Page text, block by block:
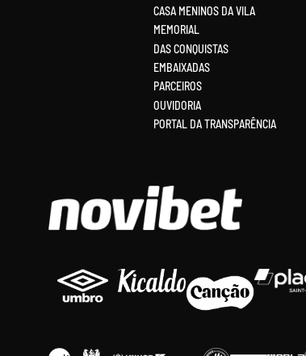
CASA MENINOS DA VILA
MEMORIAL
DAS CONQUISTAS
EMBAIXADAS
PARCEIROS
OUVIDORIA
PORTAL DA TRANSPARÊNCIA